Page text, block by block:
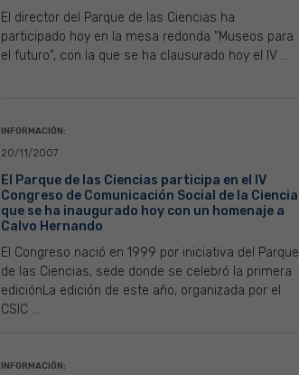
El director del Parque de las Ciencias ha
participado hoy en la mesa redonda "Museos para
el futuro", con la que se ha clausurado hoy el IV ...
INFORMACIÓN:
20/11/2007
El Parque de las Ciencias participa en el IV
Congreso de Comunicación Social de la Ciencia
que se ha inaugurado hoy con un homenaje a
Calvo Hernando
El Congreso nació en 1999 por iniciativa del Parque
de las Ciencias, sede donde se celebró la primera
ediciónLa edición de este año, organizada por el
CSIC ...
INFORMACIÓN: